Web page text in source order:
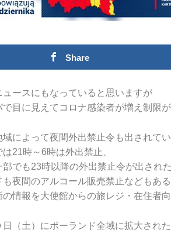
Share
ュースにもなっていると思いますが
で目に見えてコロナ感染者が増え制限
によって夜間外出禁止令も出されてい
21時～6時は外出禁止、
部でも23時以降の外出禁止令が出され
夜間のアルコール販売禁止などもある
情報を大使館からの旅レジ・在住者
日（土）にポーランド全域に拡大された